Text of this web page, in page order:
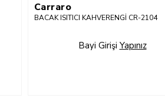
Carraro
BACAK ISITICI KAHVERENGİ CR-2104
Bayi Girişi Yapınız